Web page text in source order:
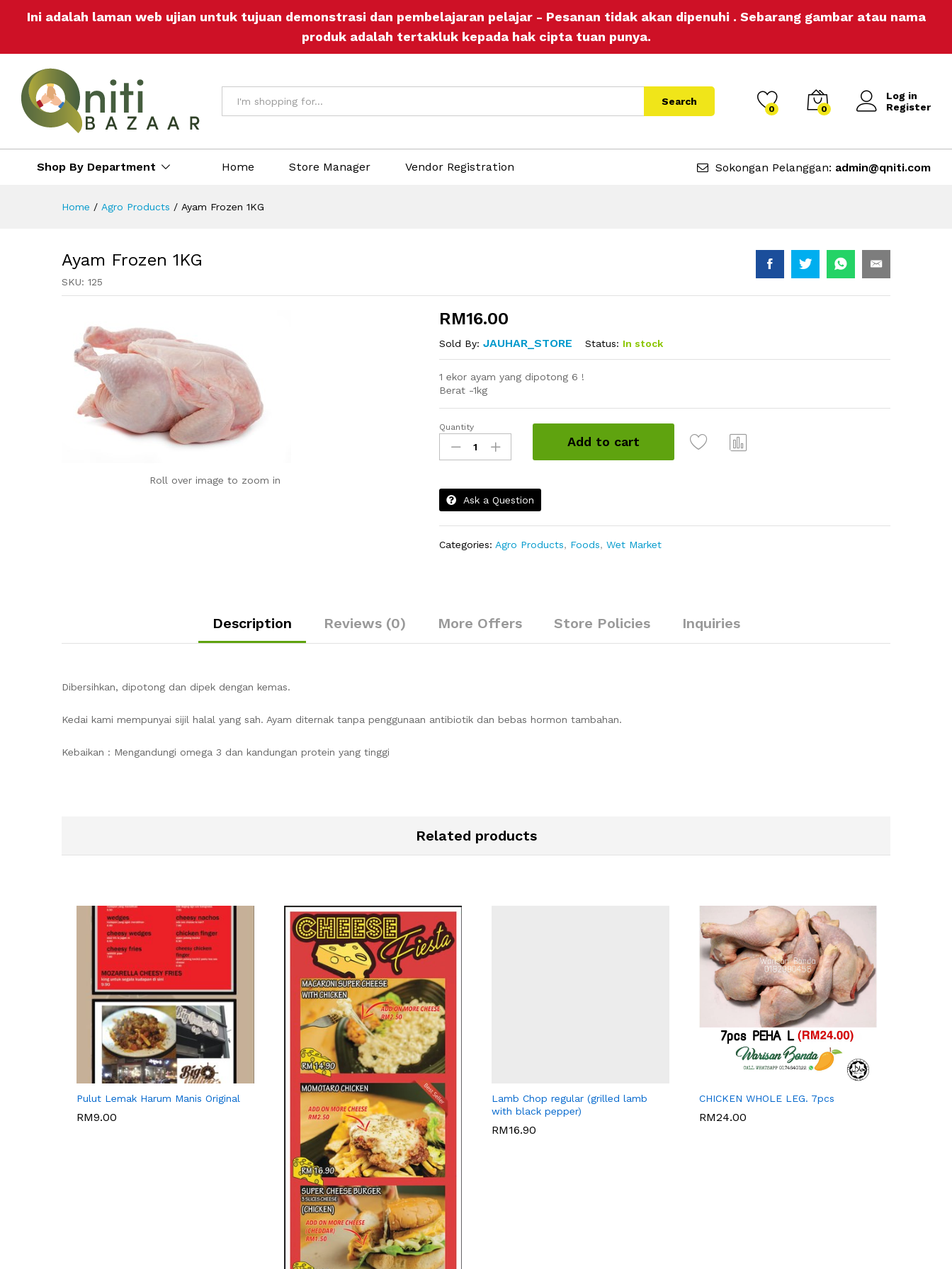
Ini adalah laman web ujian untuk tujuan demonstrasi dan pembelajaran pelajar - Pesanan tidak akan dipenuhi . Sebarang gambar atau nama
produk adalah tertakluk kepada hak cipta tuan punya.
Search
0 0
Log in
Register
Shop By Department Home Store Manager Vendor Registration Sokongan Pelanggan: admin@qniti.com
Home / Agro Products / Ayam Frozen 1KG
Ayam Frozen 1KG
SKU: 125
Roll over image to zoom in
RM16.00
Sold By:JAUHAR_STORE Status: In stock
1 ekor ayam yang dipotong 6 !
Berat -1kg
Ayam
Frozen
1KG
Quantity
Add to cart
Ask a Question
Categories: Agro Products, Foods,Wet Market
Description Reviews (0) More Offers Store Policies Inquiries
Dibersihkan, dipotong dan dipek dengan kemas.
Kedai kami mempunyai sijil halal yang sah. Ayam diternak tanpa penggunaan antibiotik dan bebas hormon tambahan.
Kebaikan : Mengandungi omega 3 dan kandungan protein yang tinggi
Related products
Pulut Lemak Harum Manis Original
RM9.00
WARISAN BONDA
Lamb Chop regular (grilled lamb
with black pepper)
RM16.90
BIG GALLEY'S CAFE CHICKEN WHOLE LEG. 7pcs
RM24.00
WARISAN BONDA
Description Reviews (0) More Offers Store Policies Inquiries
RM 16.00 Add to Cart